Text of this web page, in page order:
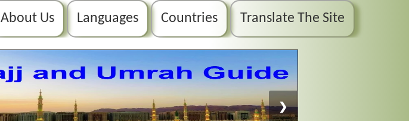
About Us Languages Countries Translate The Site
❯